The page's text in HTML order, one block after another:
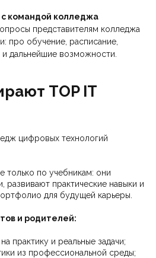
командой колледжа
представителям колледжа
про обучение, расписание,
и дальнейшие возможности.
TOP IT
цифровых технологий
только по учебникам: они
развивают практические навыки и
для будущей карьеры.
и родителей:
практику и реальные задачи;
из профессиональной среды;